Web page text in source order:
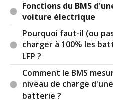
Fonctions du BMS
voiture électrique
Pourquoi faut-il (ou
charger à 100% les
LFP ?
Comment le BMS
niveau de charge d'une
batterie ?